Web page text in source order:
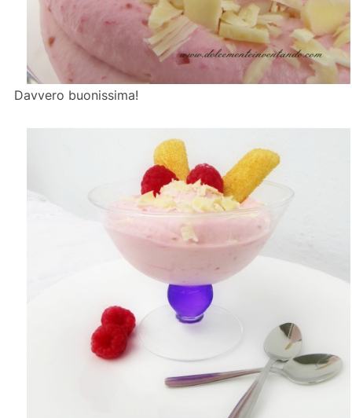
Davvero buonissima!